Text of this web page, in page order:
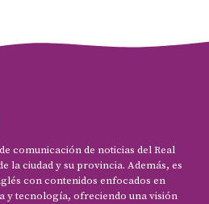
comunicación de noticias del Real
la ciudad y su provincia. Además, es
con contenidos enfocados en
y tecnología, ofreciendo una visión